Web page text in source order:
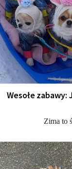
Wesołe zabawy:
Zima to